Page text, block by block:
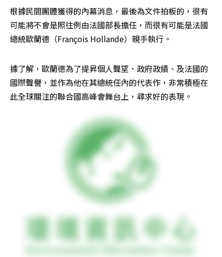
根據民間團體獲得的內幕消息，最後為文件拍板的，很有
可能將不會是照往例由法國部長擔任，而很有可能是法國
總統歐蘭德（François Hollande）親手執行。
據了解，歐蘭德為了提昇個人聲望、政府政績、及法國的
國際聲譽，並作為他在其總統任內的代表作，非常積極在
此全球關注的聯合國高峰會舞台上，尋求好的表現。